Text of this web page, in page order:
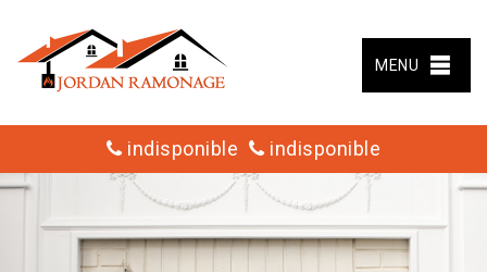
MENU
indisponible indisponible